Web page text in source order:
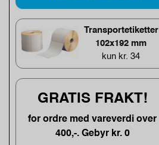
Transportetiketter
102x192 mm
kun kr. 34
GRATIS FRAKT!
for ordre med vareverdi over
400,-. Gebyr kr. 0